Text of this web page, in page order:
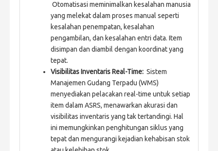
Otomatisasi meminimalkan kesalahan manusia
yang melekat dalam proses manual seperti
kesalahan penempatan, kesalahan
pengambilan, dan kesalahan entri data. Item
disimpan dan diambil dengan koordinat yang
tepat.
Visibilitas Inventaris Real-Time: Sistem
Manajemen Gudang Terpadu (WMS)
menyediakan pelacakan real-time untuk setiap
item dalam ASRS, menawarkan akurasi dan
visibilitas inventaris yang tak tertandingi. Hal
ini memungkinkan penghitungan siklus yang
tepat dan mengurangi kejadian kehabisan stok